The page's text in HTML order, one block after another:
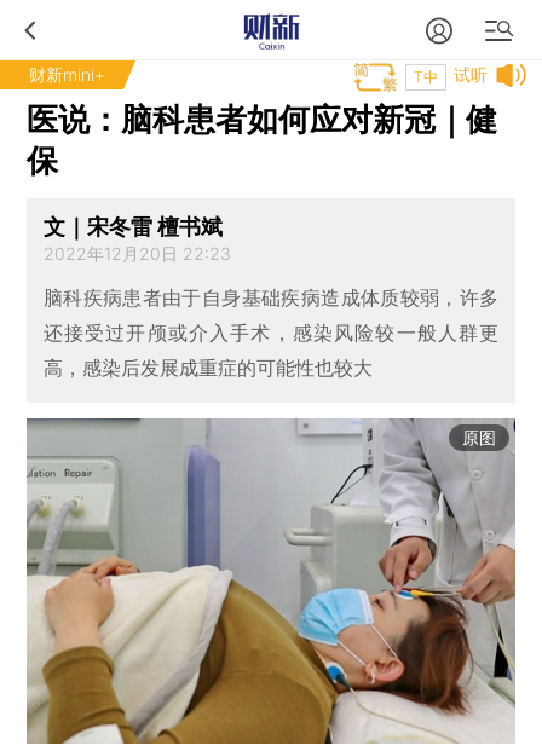
财新mini+ 试听
T中
医说：脑科患者如何应对新冠｜健
保
文｜宋冬雷 檀书斌
2022年12月20日 22:23
脑科疾病患者由于自身基础疾病造成体质较弱，许多
还接受过开颅或介入手术，感染风险较一般人群更
高，感染后发展成重症的可能性也较大
原图